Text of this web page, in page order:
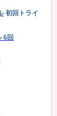
初回トライ
6回